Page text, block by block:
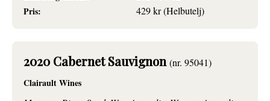
Pris:
429 kr (Helbutelj)
2020 Cabernet Sauvignon(nr. 95041)
Clairault Wines